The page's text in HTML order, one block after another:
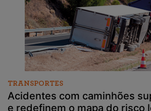
TRANSPORTES
Acidentes com caminhões
e redefinem o mapa do risco